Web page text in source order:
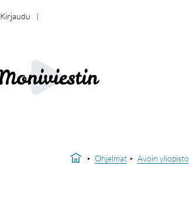
Kirjaudu
Ohjelmat Avoin yliopisto